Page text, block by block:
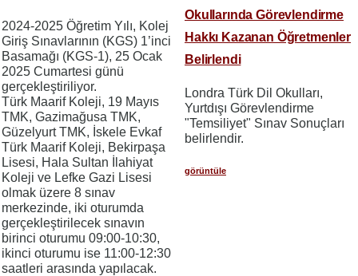
2024-2025 Öğretim Yılı, Kolej
Giriş Sınavlarının (KGS) 1’inci
Basamağı (KGS-1), 25 Ocak
2025 Cumartesi günü
gerçekleştiriliyor.
Türk Maarif Koleji, 19 Mayıs
TMK, Gazimağusa TMK,
Güzelyurt TMK, İskele Evkaf
Türk Maarif Koleji, Bekirpaşa
Lisesi, Hala Sultan İlahiyat
Koleji ve Lefke Gazi Lisesi
olmak üzere 8 sınav
merkezinde, iki oturumda
gerçekleştirilecek sınavın
birinci oturumu 09:00-10:30,
ikinci oturumu ise 11:00-12:30
saatleri arasında yapılacak.
Okullarında Görevlendirme
Hakkı Kazanan Öğretmenler
Belirlendi
Londra Türk Dil Okulları,
Yurtdışı Görevlendirme
"Temsiliyet" Sınav Sonuçları
belirlendir.
görüntüle